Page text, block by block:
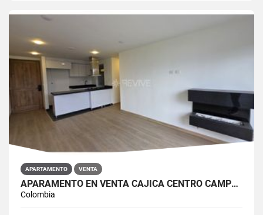
APARTAMENTO VENTA
APARAMENTO EN VENTA CAJICÁ CENTRO CAMPUS CLUB RESERVADO
Colombia